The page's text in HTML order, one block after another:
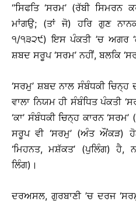
‘‘ਸਿਫਤਿ ‘ਸਰਮ’ (ਰੱਬੀ ਸਿਮਰਨ
ਮਾਂਗਉ; (ਤਾਂ ਜੋ) ਹਰਿ ਗੁਣ
੧/੧੩੨੯) ਇਸ ਪੰਕਤੀ ’ਚ ਅਗਰ
ਸ਼ਬਦ ਸਰੂਪ ‘ਸਰਮ’ ਨਹੀਂ, ਬਲਕਿ
‘ਸਰਮੁ’ ਸ਼ਬਦ ਨਾਲ ਸੰਬੰਧਕੀ
ਵਾਲਾ ਨਿਯਮ ਹੀ ਸੰਬੰਧਿਤ ਪੰਕਤੀ
‘ਕਾ’ ਸੰਬੰਧਕੀ ਚਿਨ੍ਹ ਕਾਰਨ
ਸਰੂਪ ਵੀ ‘ਸਰਮੁ’ (ਅੰਤ ਔਂਕੜ)
‘ਮਿਹਨਤ, ਮਸ਼ੱਕਤ’ (ਪੁਲਿੰਗ) ਹੈ,
ਲਿੰਗ)।
ਦਰਅਸਲ, ਗੁਰਬਾਣੀ ’ਚ ਦਰਜ